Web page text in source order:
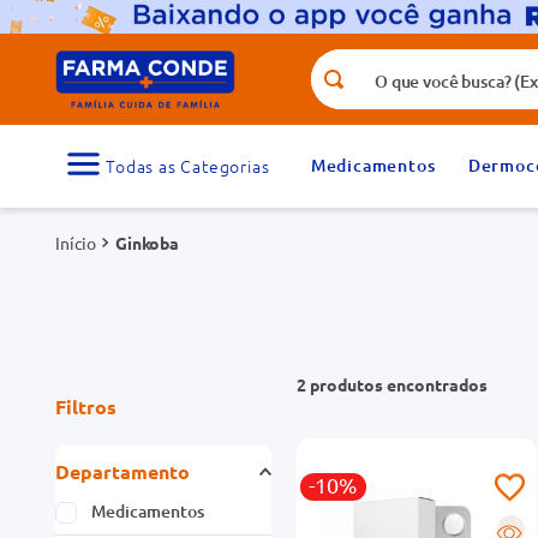
O que você busca? (Ex.: vitamina,
Medicamentos
Ginkoba
Filtros
Departamento
Medicamentos
2 produtos
-10%
R
Termos mais buscados
1
medicamento